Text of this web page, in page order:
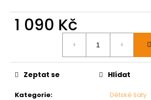
1 090 Kč
Kategorie:
Dětské šaty
Zeptat se Hlídat